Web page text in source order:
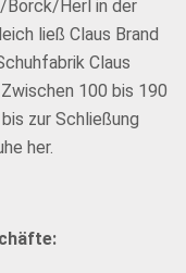
Borck/Herl in der
ließ Claus Brand
Claus
100 bis 190
zur Schließung
her.